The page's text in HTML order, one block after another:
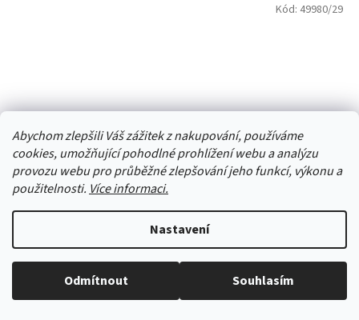
Abychom zlepšili Váš zážitek z nakupování, používáme
cookies, umožňující pohodlné prohlížení webu a analýzu
provozu webu pro průběžné zlepšování jeho funkcí, výkonu a
použitelnosti. Více informaci.
Nastavení
Odmítnout Souhlasím
české bačkory přezůvky ČECHFOOT BAREFOOT růžové
Kód: 49980/29